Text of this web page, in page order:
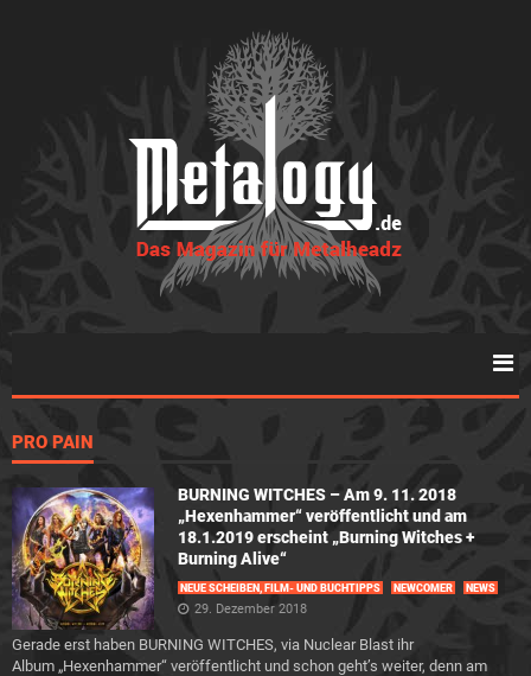
PRO PAIN
BURNING WITCHES – Am 9. 11. 2018
„Hexenhammer“ veröffentlicht und am
18.1.2019 erscheint „Burning Witches +
Burning Alive“
NEUE SCHEIBEN, FILM- UND BUCHTIPPS NEWCOMER NEWS
29. Dezember 2018
Gerade erst haben BURNING WITCHES, via Nuclear Blast ihr
Album „Hexenhammer“ veröffentlicht und schon geht’s weiter, denn am